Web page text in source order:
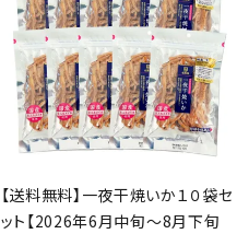
【送料無料】一夜干焼いか１０袋セ
ット【2026年6月中旬～8月下旬